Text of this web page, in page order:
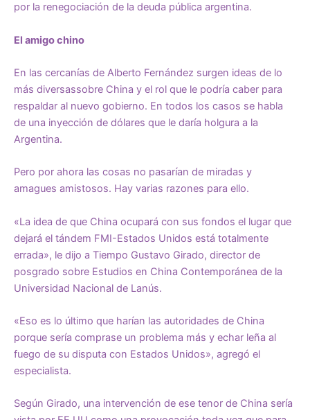
por la renegociación de la deuda pública argentina.
El amigo chino
En las cercanías de Alberto Fernández surgen ideas de lo
más diversassobre China y el rol que le podría caber para
respaldar al nuevo gobierno. En todos los casos se habla
de una inyección de dólares que le daría holgura a la
Argentina.
Pero por ahora las cosas no pasarían de miradas y
amagues amistosos. Hay varias razones para ello.
«La idea de que China ocupará con sus fondos el lugar que
dejará el tándem FMI-Estados Unidos está totalmente
errada», le dijo a Tiempo Gustavo Girado, director de
posgrado sobre Estudios en China Contemporánea de la
Universidad Nacional de Lanús.
«Eso es lo último que harían las autoridades de China
porque sería comprase un problema más y echar leña al
fuego de su disputa con Estados Unidos», agregó el
especialista.
Según Girado, una intervención de ese tenor de China sería